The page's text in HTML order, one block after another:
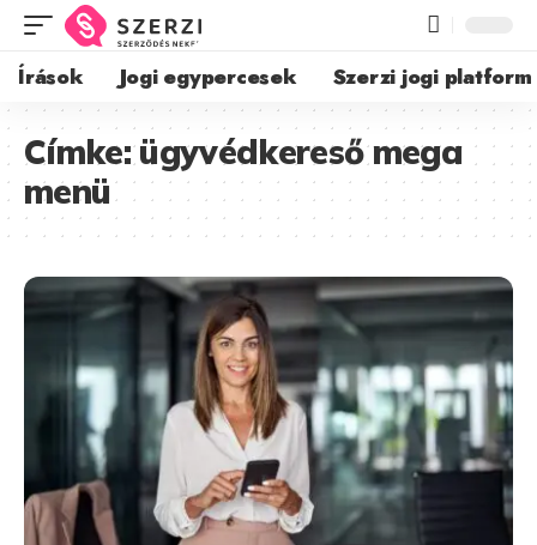
Írások Jogi egypercesek Szerzi jogi platform
Címke:ügyvédkereső mega
menü